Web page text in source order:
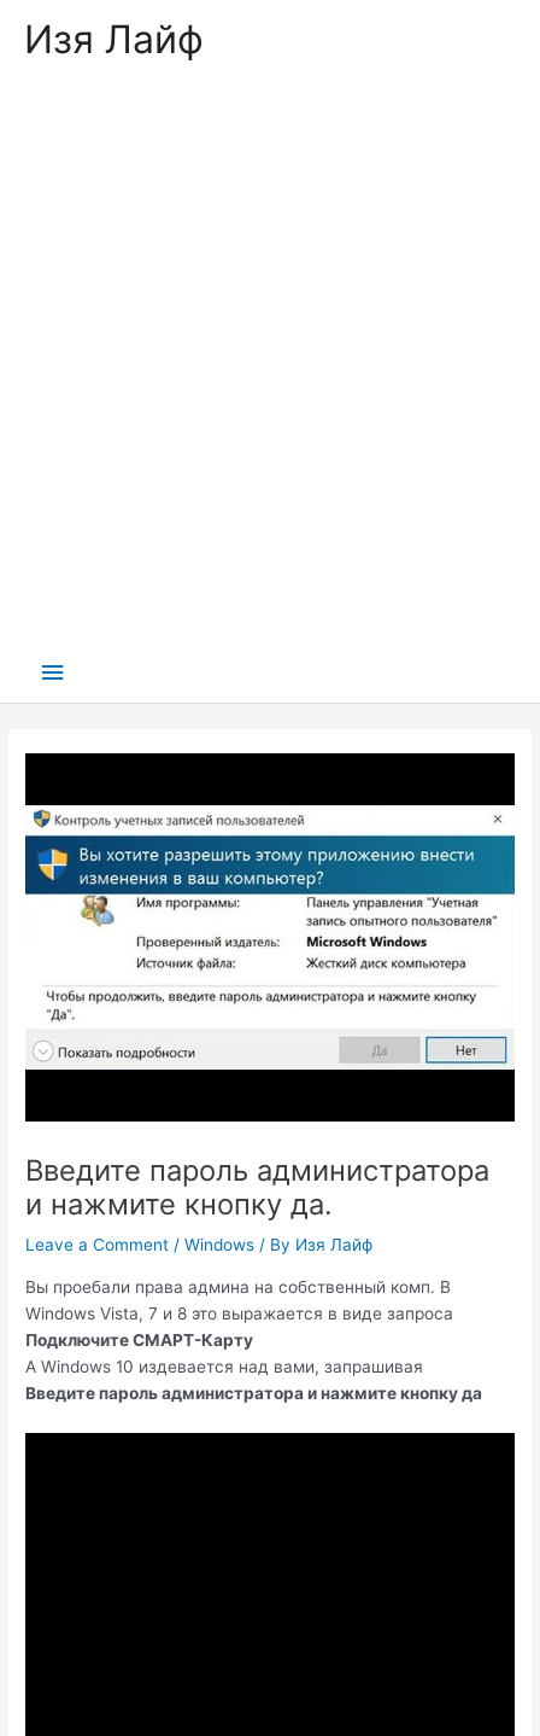
Изя Лайф
Main
Введите пароль администратора
и нажмите кнопку да.
Leave a Comment /Windows / By Изя Лайф
Вы проебали права админа на собственный комп. В
Windows Vista, 7 и 8 это выражается в виде запроса
Подключите СМАРТ-Карту
А Windows 10 издевается над вами, запрашивая
Введите пароль администратора и нажмите кнопку да